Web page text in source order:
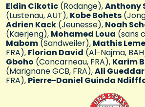
Eldin Cikotic (Rodange),Anthony
(Lustenau, AUT), Kobe Bohets
Adrien Kack (Jeunesse), Noah
(Kaerjeng), Mohamed Loua (sans
Mabom (Sandweiler), Mathis
FRA), Florian David (Al-Najma,
Gboho (Concarneau, FRA), Karim
(Marignane GCB, FRA),Ali Gueddar
FRA), Pierre-Daniel Guinda